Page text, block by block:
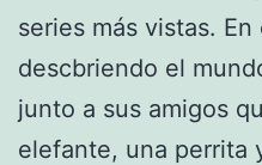
series más vistas.
descbriendo el
junto a sus amigos
elefante, una perrita